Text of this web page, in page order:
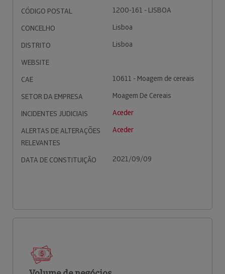
CÓDIGO POSTAL
1200-161 - LISBOA
CONCELHO
Lisboa
DISTRITO
Lisboa
WEBSITE
CAE
10611 - Moagem de cereais
SETOR DA EMPRESA
Moagem De Cereais
INCIDENTES JUDICIAIS
Aceder
ALERTAS DE ALTERAÇÕES
RELEVANTES
Aceder
DATA DE CONSTITUIÇÃO 2021/09/09